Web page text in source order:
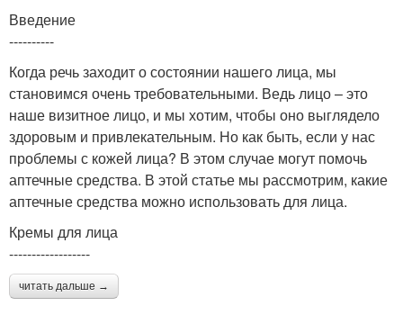
Введение
----------
Когда речь заходит о состоянии нашего лица, мы
становимся очень требовательными. Ведь лицо – это
наше визитное лицо, и мы хотим, чтобы оно выглядело
здоровым и привлекательным. Но как быть, если у нас
проблемы с кожей лица? В этом случае могут помочь
аптечные средства. В этой статье мы рассмотрим, какие
аптечные средства можно использовать для лица.
Кремы для лица
------------------
читать дальше →